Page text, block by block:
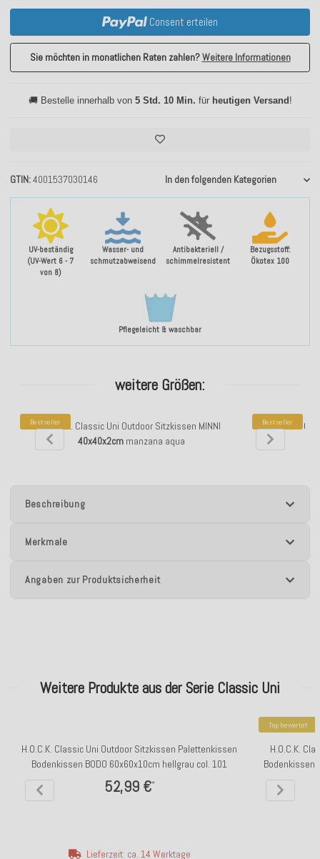
UV-beständig
(UV-Wert 6 - 7
von 8)
Wasser- und
schmutzabweisend
Antibakteriell /
schimmelresistent
Bezugsstoff:
Ökotex 100
Pflegeleicht & waschbar
GTIN 4001537030146 In den folgenden Kategorien
Consent erteilen
Sie möchten in monatlichen Raten zahlen?Weitere Informationen
🚚 Bestelle innerhalb von 5 Std. 10 Min. für heutigen Versand!
weitere Größen:
Bestseller
H.O.C.K. Classic Uni Outdoor Sitzkissen MINNI
40x40x2cmmanzana aqua
Bestseller
H.O.C.K.
Beschreibung
Merkmale
Angaben zur Produktsicherheit
Weitere Produkte aus der Serie Classic Uni
H.O.C.K. Classic Uni Outdoor Sitzkissen Palettenkissen
Bodenkissen BODO 60x60x10cm hellgrau col. 101
52,99 €*
Lieferzeit: ca. 14 Werktage
Top bewertet
H.O.C.K.
Bodenkissen